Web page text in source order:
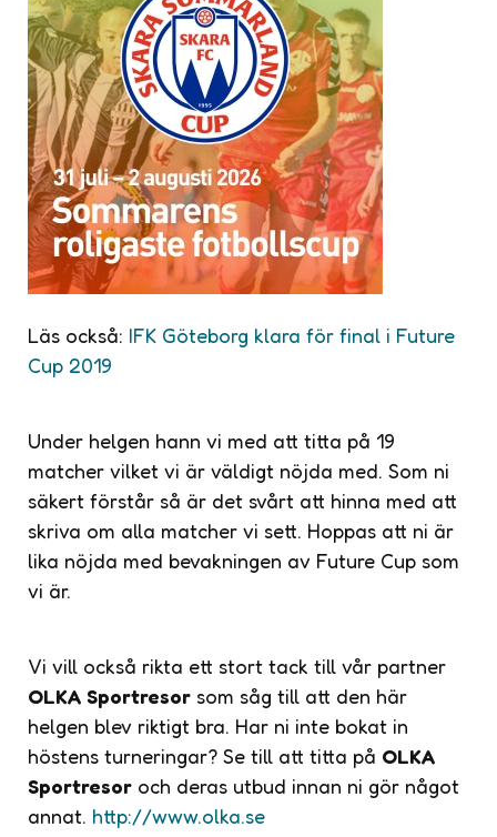
Läs också: IFK Göteborg klara för final i Future
Cup 2019
Under helgen hann vi med att titta på 19
matcher vilket vi är väldigt nöjda med. Som ni
säkert förstår så är det svårt att hinna med att
skriva om alla matcher vi sett. Hoppas att ni är
lika nöjda med bevakningen av Future Cup som
vi är.
Vi vill också rikta ett stort tack till vår partner
OLKA Sportresor som såg till att den här
helgen blev riktigt bra. Har ni inte bokat in
höstens turneringar? Se till att titta på OLKA
Sportresor och deras utbud innan ni gör något
annat. http://www.olka.se